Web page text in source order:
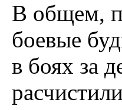
В общем,
боевые
в боях за